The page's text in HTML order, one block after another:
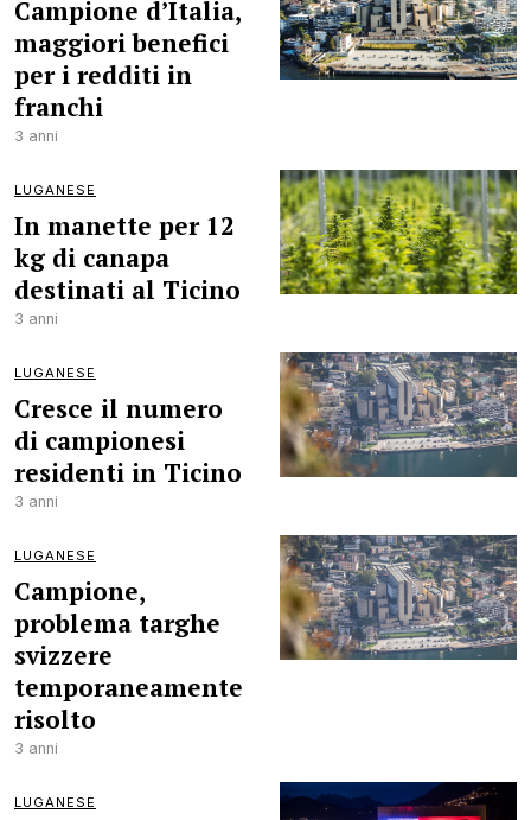
Campione d’Italia,
maggiori benefici
per i redditi in
franchi
3 anni
LUGANESE
In manette per 12
kg di canapa
destinati al Ticino
3 anni
LUGANESE
Cresce il numero
di campionesi
residenti in Ticino
3 anni
LUGANESE
Campione,
problema targhe
svizzere
temporaneamente
risolto
3 anni
LUGANESE